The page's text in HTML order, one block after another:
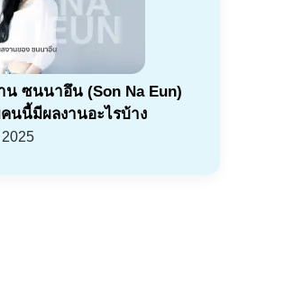
น ซนนาอึน (Son Na Eun)
นนี้มีผลงานอะไรบ้าง